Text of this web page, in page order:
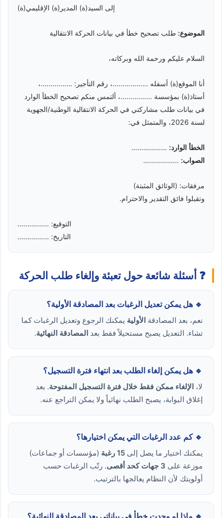
إلى السيد(ة) المدير(ة) الإقليمي(ة)
الموضوع: طلب تصحيح خطأ في بيانات الحركة الانتقالية
السلام عليكم ورحمة الله وبركاته،
أنا الموقع(ة) أسفله ………………، رقم التأجير: …………….،
أستاذ(ة) بمؤسسة …………….، ألتمس منكم تصحيح الخطأ الوارد
في بيانات طلب مشاركتي في الحركة الانتقالية الوطنية/الجهوية
لسنة 2026، والمتمثل في:
الخطأ الوارد: ………………
الصواب: ………………
مرفقات: (الوثائق المثبتة)
وتقبلوا فائق التقدير والاحترام.
التوقيع: …………….
التاريخ: …………….
❓ أسئلة شائعة حول تعبئة وإلغاء طلب الحركة
🔹 هل يمكن تعديل الرغبات بعد المصادقة الأولية؟
نعم، بعد المصادقة الأولية يمكنك الرجوع وتعديل الرغبات كما
تشاء. التعديل يصبح مستحيلاً فقط بعد المصادقة النهائية.
🔹 هل يمكن إلغاء الطلب بعد انتهاء فترة التسجيل؟
لا، الإلغاء ممكن فقط خلال فترة التسجيل المفتوحة. بعد
إغلاق البوابة، يصبح الطلب نهائياً ولا يمكن التراجع عنه.
🔹 كم عدد الرغبات التي يمكن اختيارها؟
يمكنك اختيار ما يصل إلى 15 رغبة
(مؤسسات أو جماعات)
موزعة على 3 جهات كحد أقصى
. رتّب الرغبات حسب
أولويتك لأن النظام يعالجها بالترتيب.